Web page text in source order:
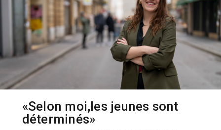
«Selon moi,les jeunes sont
déterminés»